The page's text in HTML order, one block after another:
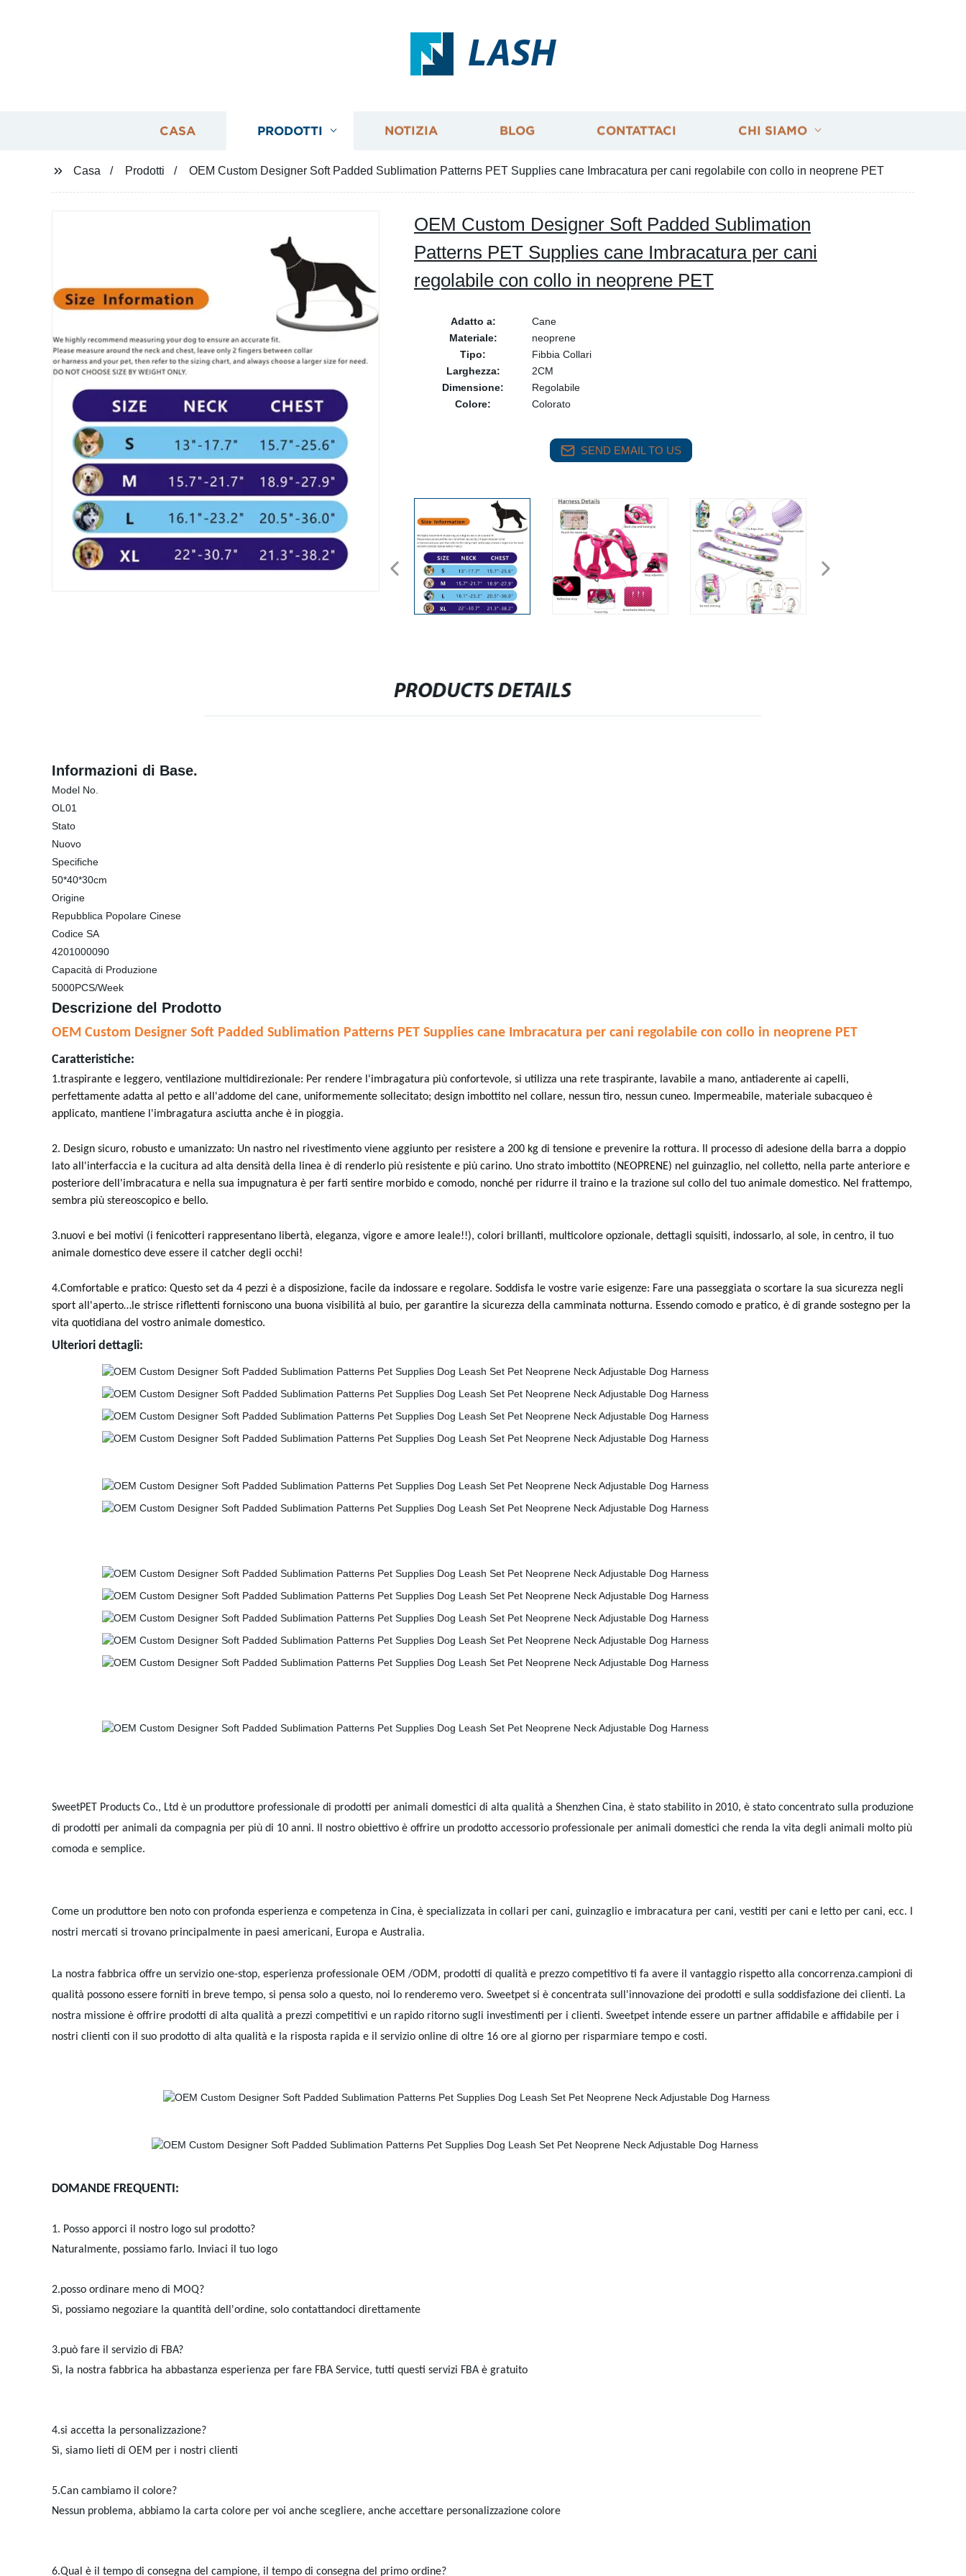
LASH
CASA PRODOTTI NOTIZIA BLOG CONTATTACI CHI SIAMO
Casa Prodotti OEM Custom Designer Soft Padded Sublimation Patterns PET Supplies cane Imbracatura per cani regolabile con collo in neoprene PET
OEM Custom Designer Soft Padded Sublimation
Patterns PET Supplies cane Imbracatura per cani
regolabile con collo in neoprene PET
Adatto a:
Cane
Materiale:
neoprene
Tipo:
Fibbia Collari
Larghezza:
2CM
Dimensione:
Regolabile
Colore:
Colorato
SEND EMAIL TO US
PRODUCTS DETAILS
Informazioni di Base.
Model No.
OL01
Stato
Nuovo
Specifiche
50*40*30cm
Origine
Repubblica Popolare Cinese
Codice SA
4201000090
Capacità di Produzione
5000PCS/Week
Descrizione del Prodotto
OEM Custom Designer Soft Padded Sublimation Patterns PET Supplies cane Imbracatura per cani regolabile con collo in neoprene PET
Caratteristiche:
1.traspirante e leggero, ventilazione multidirezionale: Per rendere l'imbragatura più confortevole, si utilizza una rete traspirante, lavabile a mano, antiaderente ai capelli,
perfettamente adatta al petto e all'addome del cane, uniformemente sollecitato; design imbottito nel collare, nessun tiro, nessun cuneo. Impermeabile, materiale subacqueo è
applicato, mantiene l'imbragatura asciutta anche è in pioggia.
2. Design sicuro, robusto e umanizzato: Un nastro nel rivestimento viene aggiunto per resistere a 200 kg di tensione e prevenire la rottura. Il processo di adesione della barra a doppio
lato all'interfaccia e la cucitura ad alta densità della linea è di renderlo più resistente e più carino. Uno strato imbottito (NEOPRENE) nel guinzaglio, nel colletto, nella parte anteriore e
posteriore dell'imbracatura e nella sua impugnatura è per farti sentire morbido e comodo, nonché per ridurre il traino e la trazione sul collo del tuo animale domestico. Nel frattempo,
sembra più stereoscopico e bello.
3.nuovi e bei motivi (i fenicotteri rappresentano libertà, eleganza, vigore e amore leale!!), colori brillanti, multicolore opzionale, dettagli squisiti, indossarlo, al sole, in centro, il tuo
animale domestico deve essere il catcher degli occhi!
4.Comfortable e pratico: Questo set da 4 pezzi è a disposizione, facile da indossare e regolare. Soddisfa le vostre varie esigenze: Fare una passeggiata o scortare la sua sicurezza negli
sport all'aperto…le strisce riflettenti forniscono una buona visibilità al buio, per garantire la sicurezza della camminata notturna. Essendo comodo e pratico, è di grande sostegno per la
vita quotidiana del vostro animale domestico.
Ulteriori dettagli:
SweetPET Products Co., Ltd è un produttore professionale di prodotti per animali domestici di alta qualità a Shenzhen Cina, è stato stabilito in 2010, è stato concentrato sulla produzione
di prodotti per animali da compagnia per più di 10 anni. Il nostro obiettivo è offrire un prodotto accessorio professionale per animali domestici che renda la vita degli animali molto più
comoda e semplice.
Come un produttore ben noto con profonda esperienza e competenza in Cina, è specializzata in collari per cani, guinzaglio e imbracatura per cani, vestiti per cani e letto per cani, ecc. I
nostri mercati si trovano principalmente in paesi americani, Europa e Australia.
La nostra fabbrica offre un servizio one-stop, esperienza professionale OEM /ODM, prodotti di qualità e prezzo competitivo ti fa avere il vantaggio rispetto alla concorrenza.campioni di
qualità possono essere forniti in breve tempo, si pensa solo a questo, noi lo renderemo vero. Sweetpet si è concentrata sull'innovazione dei prodotti e sulla soddisfazione dei clienti. La
nostra missione è offrire prodotti di alta qualità a prezzi competitivi e un rapido ritorno sugli investimenti per i clienti. Sweetpet intende essere un partner affidabile e affidabile per i
nostri clienti con il suo prodotto di alta qualità e la risposta rapida e il servizio online di oltre 16 ore al giorno per risparmiare tempo e costi.
DOMANDE FREQUENTI:
1. Posso apporci il nostro logo sul prodotto?
Naturalmente, possiamo farlo. Inviaci il tuo logo
2.posso ordinare meno di MOQ?
Sì, possiamo negoziare la quantità dell'ordine, solo contattandoci direttamente
3.può fare il servizio di FBA?
Sì, la nostra fabbrica ha abbastanza esperienza per fare FBA Service, tutti questi servizi FBA è gratuito
4.si accetta la personalizzazione?
Sì, siamo lieti di OEM per i nostri clienti
5.Can cambiamo il colore?
Nessun problema, abbiamo la carta colore per voi anche scegliere, anche accettare personalizzazione colore
6.Qual è il tempo di consegna del campione, il tempo di consegna del primo ordine?